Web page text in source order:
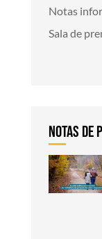
Notas
Sala de